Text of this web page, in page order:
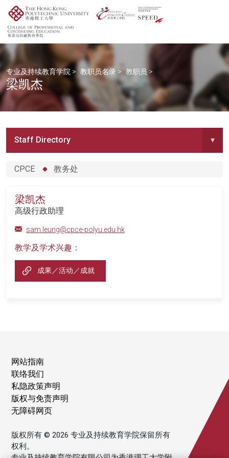
专业及持续教育学院 > 教职员名录 > 教职员 >
梁凯杰
Staff Directory ▾
CPCE 教务处
梁凯杰
高级行政助理
sam.leung@cpce-polyu.edu.hk
教学及学术兴趣：
成果／活动／成就
网站指南
联络我们
私隐政策声明
版权与免责声明
无障碍网页
版权所有 © 2026 专业及持续教育学院保留所有
权利。